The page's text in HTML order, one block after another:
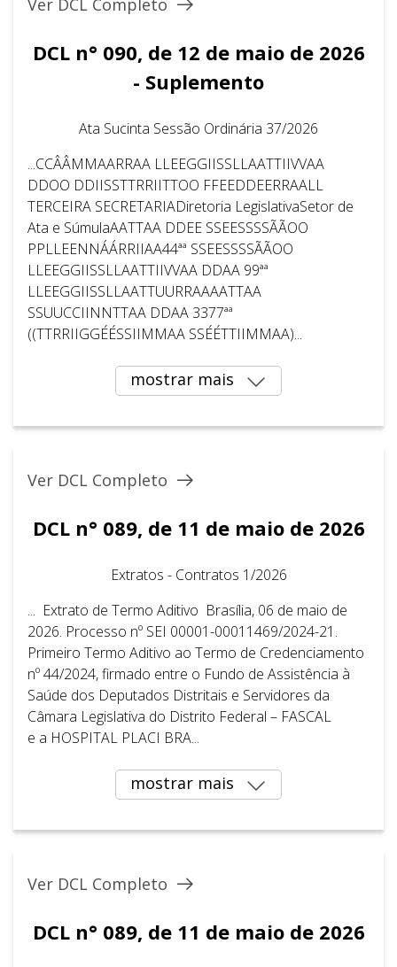
DCL n° 090, de 12 de maio de 2026
- Suplemento
Ata Sucinta Sessão Ordinária 37/2026
...CCÂÂMMAARRAA LLEEGGIISSLLAATTIIVVAA
DDOO DDIISSTTRRIITTOO FFEEDDEERRAALL
TERCEIRA SECRETARIADiretoria LegislativaSetor de
Ata e SúmulaAATTAA DDEE SSEESSSSÃÃOO
PPLLEENNÁÁRRIIAA44ªª SSEESSSSÃÃOO
LLEEGGIISSLLAATTIIVVAA DDAA 99ªª
LLEEGGIISSLLAATTUURRAAAATTAA
SSUUCCIINNTTAA DDAA 3377ªª
((TTRRIIGGÉÉSSIIMMAA SSÉÉTTIIMMAA)...
mostrar mais
Ver DCL Completo
DCL n° 089, de 11 de maio de 2026
Extratos - Contratos 1/2026
... Extrato de Termo Aditivo Brasília, 06 de maio de
2026. Processo nº SEI 00001-00011469/2024-21.
Primeiro Termo Aditivo ao Termo de Credenciamento
nº 44/2024, firmado entre o Fundo de Assistência à
Saúde dos Deputados Distritais e Servidores da
Câmara Legislativa do Distrito Federal – FASCAL
e a HOSPITAL PLACI BRA...
mostrar mais
Ver DCL Completo
DCL n° 089, de 11 de maio de 2026